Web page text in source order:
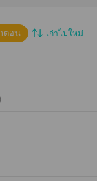
เก่าไปใหม่
ตอน